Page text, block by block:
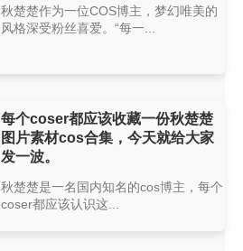
秋楚楚作为一位COS博主，梦幻唯美的
风格深受粉丝喜爱。“每一...
每个coser都应该收藏一份秋楚楚
图片素材cos合集，今天就给大家
发一波。
秋楚楚是一名国内知名的cos博主，每个
coser都应该认识这...